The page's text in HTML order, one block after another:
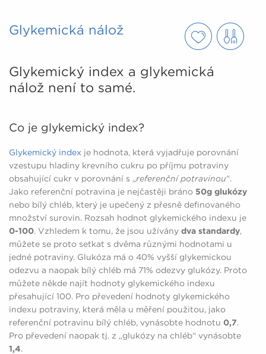
Glykemická nálož
Glykemický index a glykemická
nálož není to samé.
Co je glykemický index?
Glykemický index je hodnota, která vyjadřuje porovnání
vzestupu hladiny krevního cukru po příjmu potraviny
obsahující cukr v porovnání s „referenční potravinou“.
Jako referenční potravina je nejčastěji bráno 50g glukózy
nebo bílý chléb, který je upečený z přesně definovaného
množství surovin. Rozsah hodnot glykemického indexu je
0-100. Vzhledem k tomu, že jsou užívány dva standardy,
můžete se proto setkat s dvěma různými hodnotami u
jedné potraviny. Glukóza má o 40% vyšší glykemickou
odezvu a naopak bílý chléb má 71% odezvy glukózy. Proto
můžete někde najít hodnoty glykemického indexu
přesahující 100. Pro převedení hodnoty glykemického
indexu potraviny, která měla u měření použitou, jako
referenční potravinu bílý chléb, vynásobte hodnotu 0,7.
Pro převedení naopak tj. z „glukózy na chléb“ vynásobte
1,4.